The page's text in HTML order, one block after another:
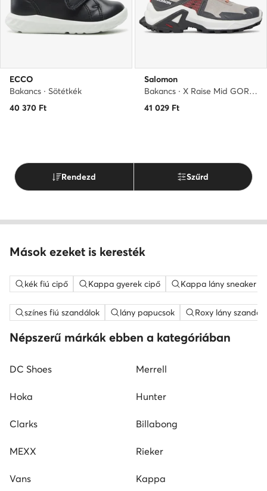
ECCO
Bakancs · Sötétkék
40 370 Ft
Salomon
Bakancs · X Raise Mid GORE-TEX L47071500 · Szürke
41 029 Ft
Rendezd Szűrd
Mások ezeket is keresték
kék fiú cipő Kappa gyerek cipő Kappa lány sneaker
színes fiú szandálok lány papucsok Roxy lány
Népszerű márkák ebben a kategóriában
DC Shoes Merrell
Hoka Hunter
Clarks Billabong
MEXX Rieker
Vans Kappa